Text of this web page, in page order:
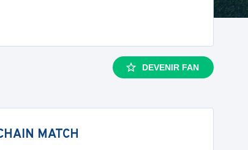
DEVENIR FAN
MATCH